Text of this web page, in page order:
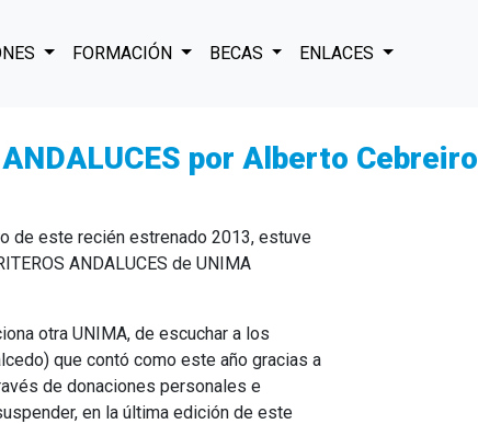
FORMACIÓN BECAS ENLACES
ANDALUCES por Alberto Cebreiro
de este recién estrenado 2013, estuve
ANDALUCES de UNIMA
otra UNIMA, de escuchar a los
que contó como este año gracias a
de donaciones personales e
en la última edición de este